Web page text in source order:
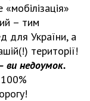
– тим
для України, а
території!
ви недоумок.